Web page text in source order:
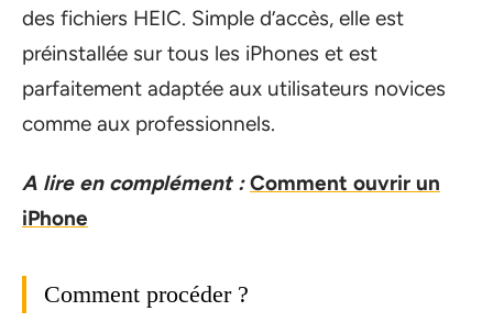
des fichiers HEIC. Simple d’accès, elle est
préinstallée sur tous les iPhones et est
parfaitement adaptée aux utilisateurs novices
comme aux professionnels.
A lire en complément : Comment ouvrir un
iPhone
Comment procéder ?